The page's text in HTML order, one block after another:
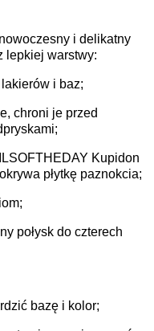
i delikatny
lepkiej warstwy:
i baz;
chroni je przed
Kupidon
płytkę paznokcia;
połysk do czterech
bazę i kolor;